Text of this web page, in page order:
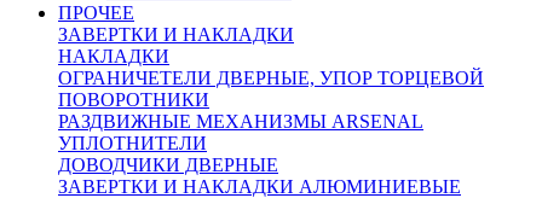
ПРОЧЕЕ
ЗАВЕРТКИ И НАКЛАДКИ
НАКЛАДКИ
ОГРАНИЧЕТЕЛИ ДВЕРНЫЕ, УПОР ТОРЦЕВОЙ
ПОВОРОТНИКИ
РАЗДВИЖНЫЕ МЕХАНИЗМЫ ARSENAL
УПЛОТНИТЕЛИ
ДОВОДЧИКИ ДВЕРНЫЕ
ЗАВЕРТКИ И НАКЛАДКИ АЛЮМИНИЕВЫЕ